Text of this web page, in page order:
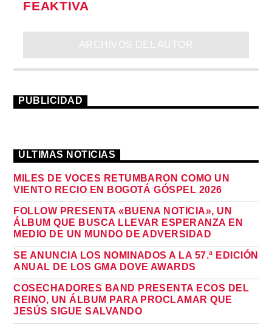
FEAKTIVA
ARCHIVOS DEL AUTOR
PUBLICIDAD
ÚLTIMAS NOTICIAS
MILES DE VOCES RETUMBARON COMO UN
VIENTO RECIO EN BOGOTÁ GÓSPEL 2026
FOLLOW PRESENTA «BUENA NOTICIA», UN
ÁLBUM QUE BUSCA LLEVAR ESPERANZA EN
MEDIO DE UN MUNDO DE ADVERSIDAD
SE ANUNCIA LOS NOMINADOS A LA 57.ª EDICIÓN
ANUAL DE LOS GMA DOVE AWARDS
COSECHADORES BAND PRESENTA ECOS DEL
REINO, UN ÁLBUM PARA PROCLAMAR QUE
JESÚS SIGUE SALVANDO